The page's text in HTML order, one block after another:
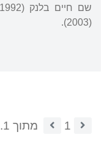
(2003).
1 מתוך 1.